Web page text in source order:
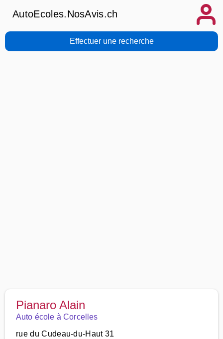
AutoEcoles.NosAvis.ch
Effectuer une recherche
Pianaro Alain
Auto école à Corcelles
rue du Cudeau-du-Haut 31